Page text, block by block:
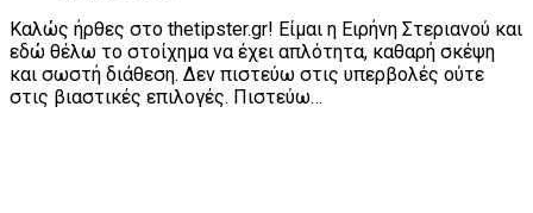
Καλώς ήρθες στο thetipster.gr! Είμαι η Ειρήνη Στεριανού και
εδώ θέλω το στοίχημα να έχει απλότητα, καθαρή σκέψη
και σωστή διάθεση. Δεν πιστεύω στις υπερβολές ούτε
στις βιαστικές επιλογές. Πιστεύω…